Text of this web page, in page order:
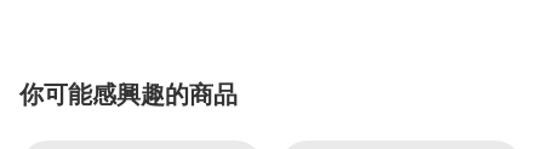
你可能感興趣的商品